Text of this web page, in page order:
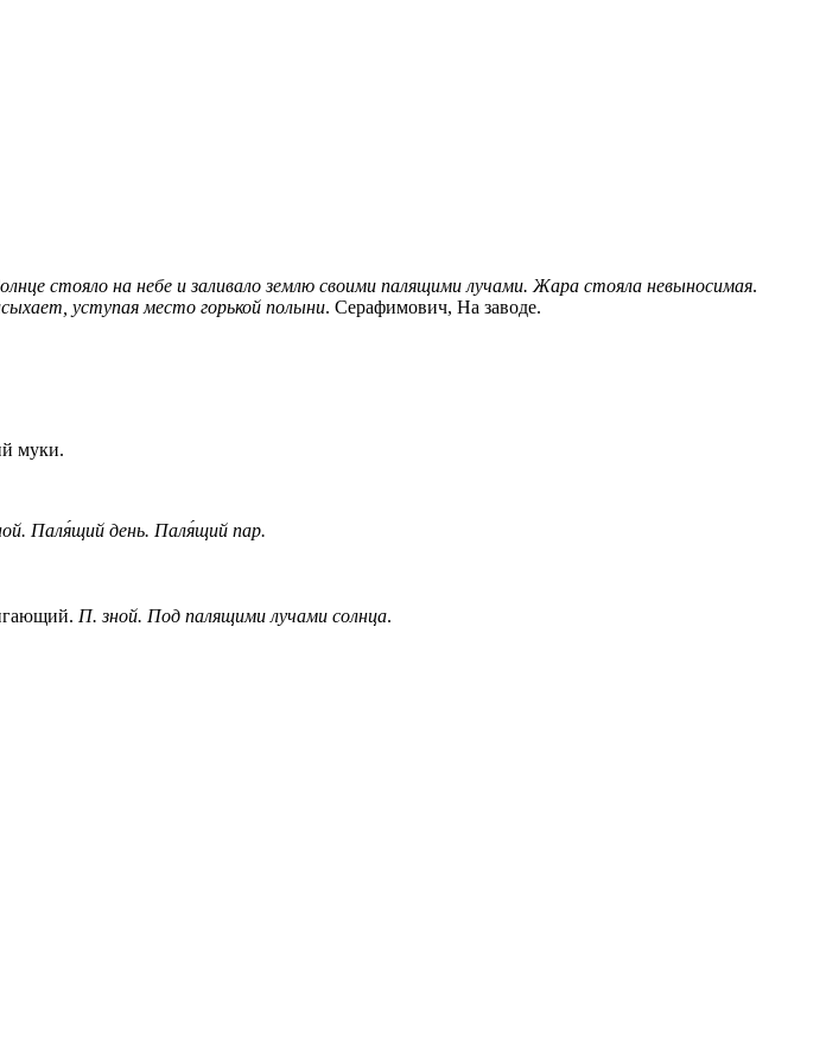
стояло на небе и заливало землю своими палящими лучами. Жара стояла невыносимая.
уступая место горькой полыни. Серафимович, На заводе.
муки.
Паля́щий день. Паля́щий пар.
П. зной. Под палящими лучами солнца.